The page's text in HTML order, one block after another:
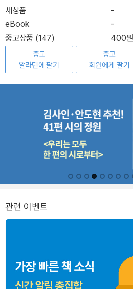
새상품
-
eBook
-
중고상품 (147) 400원
중고
알라딘에 팔기
중고
회원에게 팔기
관련 이벤트